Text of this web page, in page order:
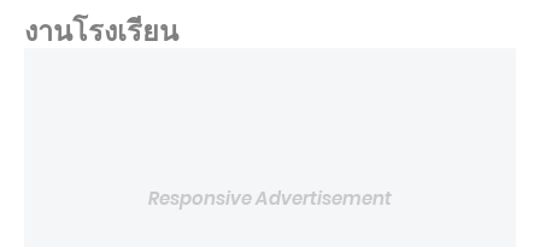
งานโรงเรียน
Responsive Advertisement